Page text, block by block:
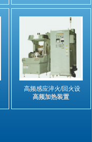
高频感应淬火/回火设
高频加热装置